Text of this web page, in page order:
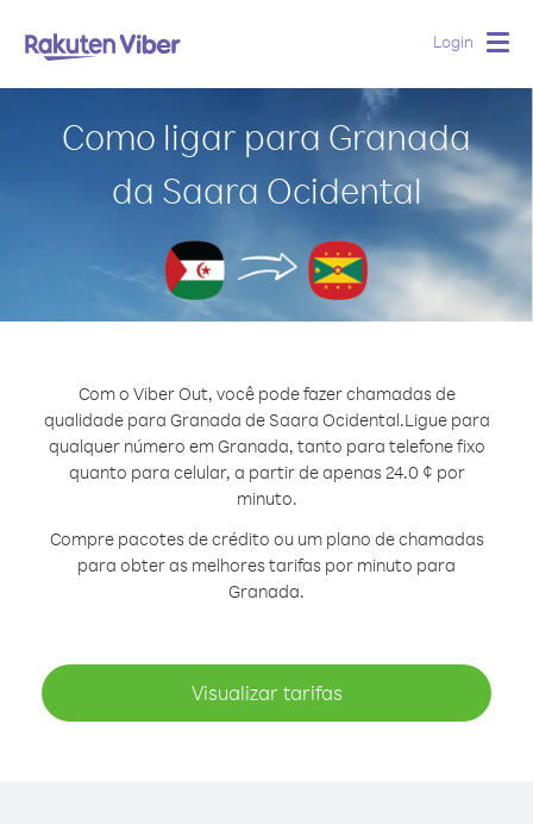
Login
Como ligar para Granada
da Saara Ocidental
Com o Viber Out, você pode fazer chamadas de
qualidade para Granada de Saara Ocidental.Ligue para
qualquer número em Granada, tanto para telefone fixo
quanto para celular, a partir de apenas 24.0 ¢ por
minuto.
Compre pacotes de crédito ou um plano de chamadas
para obter as melhores tarifas por minuto para
Granada.
Visualizar tarifas